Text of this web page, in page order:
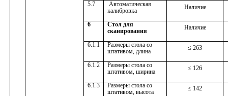
5.7
Автоматическая
калибровка
Наличие
6
Стол для
сканирования
Наличие
6.1.1
Размеры стола со
штативом, длина
≤ 263
6.1.2
Размеры стола со
штативом, ширина
≤ 126
6.1.3
Размеры стола со
штативом, высота
≤ 142